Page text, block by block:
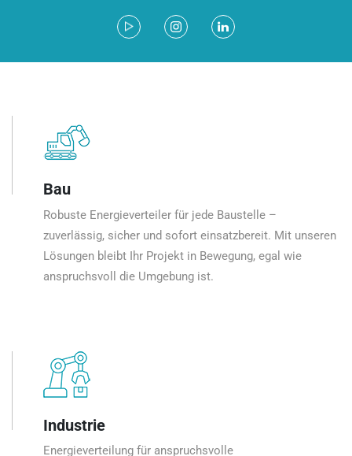
Bau
Robuste Energieverteiler für jede Baustelle –
zuverlässig, sicher und sofort einsatzbereit. Mit unseren
Lösungen bleibt Ihr Projekt in Bewegung, egal wie
anspruchsvoll die Umgebung ist.
Industrie
Energieverteilung für anspruchsvolle